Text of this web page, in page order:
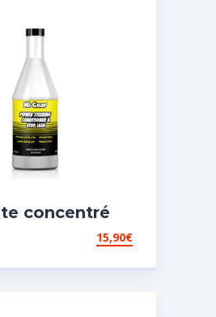
concentré
15,90€